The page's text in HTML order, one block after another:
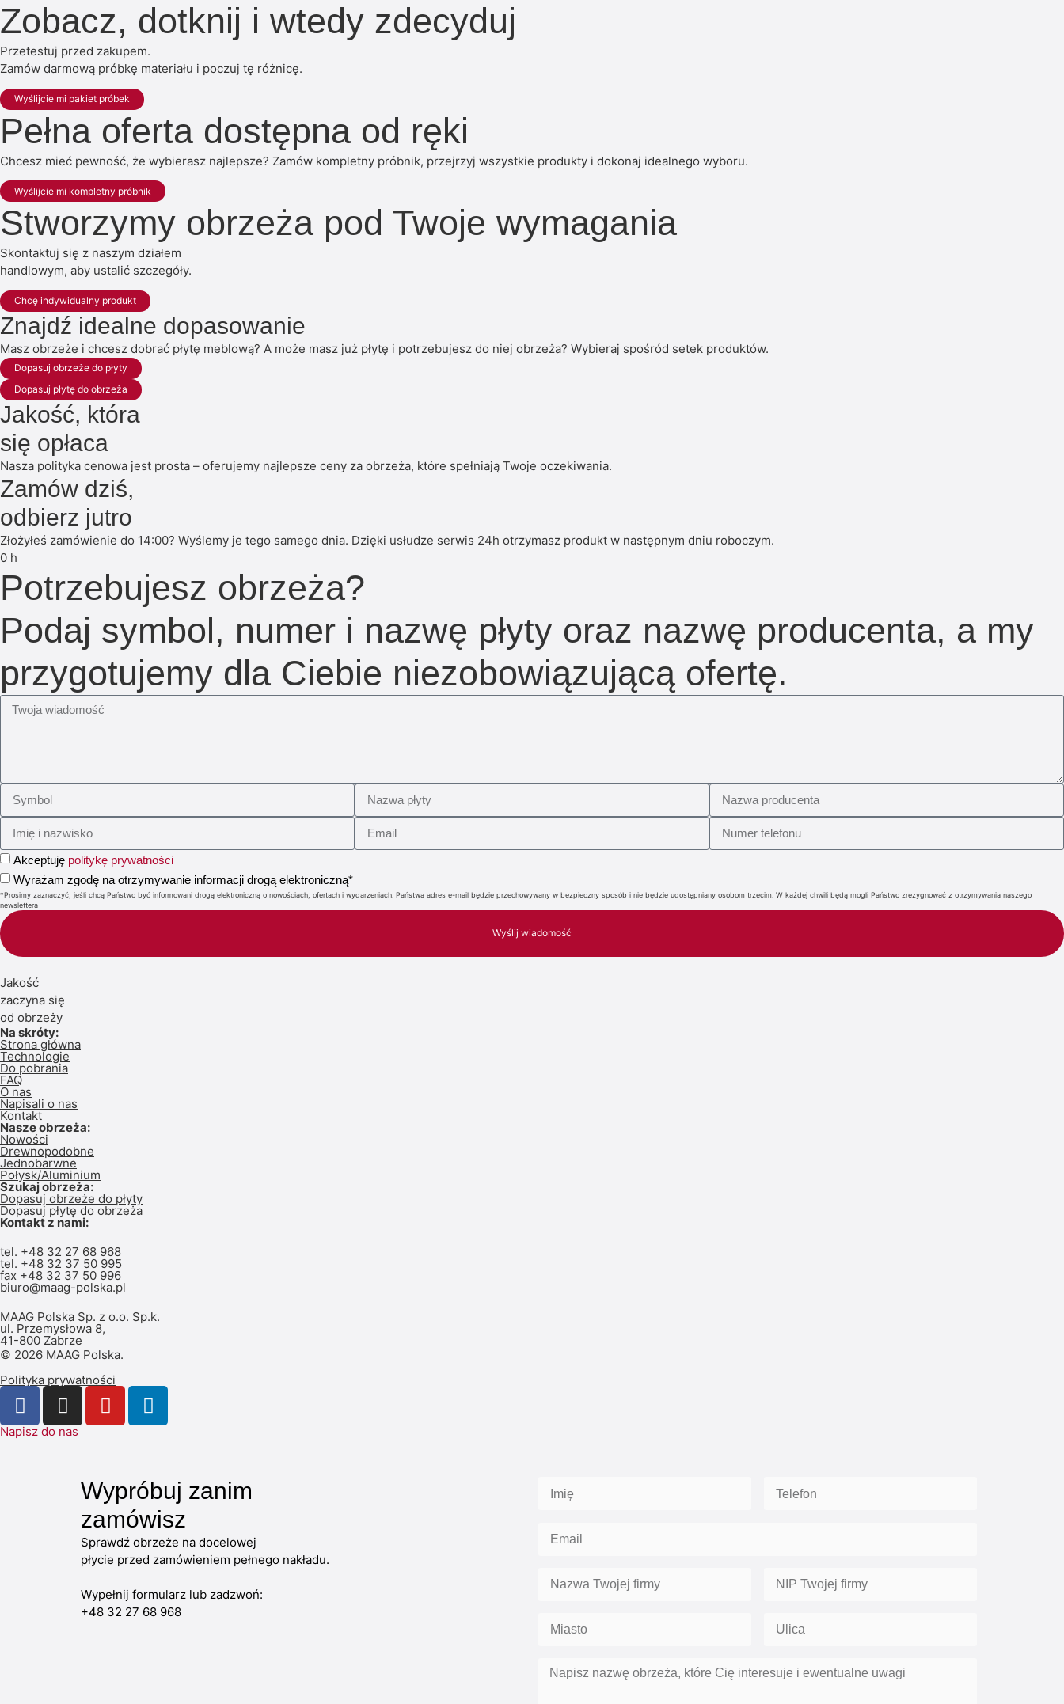
Zobacz, dotknij i wtedy zdecyduj
Przetestuj przed zakupem.
Zamów darmową próbkę materiału i poczuj tę różnicę.
Wyślijcie mi pakiet próbek
Pełna oferta dostępna od ręki
Chcesz mieć pewność, że wybierasz najlepsze? Zamów kompletny próbnik, przejrzyj wszystkie produkty i dokonaj idealnego wyboru.
Wyślijcie mi kompletny próbnik
Stworzymy obrzeża pod Twoje wymagania
Skontaktuj się z naszym działem
handlowym, aby ustalić szczegóły.
Chcę indywidualny produkt
Znajdź idealne dopasowanie
Masz obrzeże i chcesz dobrać płytę meblową? A może masz już płytę i potrzebujesz do niej obrzeża? Wybieraj spośród setek produktów.
Dopasuj obrzeże do płyty
Dopasuj płytę do obrzeża
Jakość, która
się opłaca
Nasza polityka cenowa jest prosta – oferujemy najlepsze ceny za obrzeża, które spełniają Twoje oczekiwania.
Zamów dziś,
odbierz jutro
Złożyłeś zamówienie do 14:00? Wyślemy je tego samego dnia. Dzięki usłudze serwis 24h otrzymasz produkt w następnym dniu roboczym.
0 h
Potrzebujesz obrzeża?
Podaj symbol, numer i nazwę płyty oraz nazwę producenta, a my
przygotujemy dla Ciebie niezobowiązującą ofertę.
Akceptuję politykę prywatności
Wyrażam zgodę na otrzymywanie informacji drogą elektroniczną*
*Prosimy zaznaczyć, jeśli chcą Państwo być informowani drogą elektroniczną o nowościach, ofertach i wydarzeniach. Państwa adres e-mail będzie przechowywany w bezpieczny sposób i nie będzie udostępniany osobom trzecim. W każdej chwili będą mogli Państwo zrezygnować z otrzymywania naszego
newslettera
Wyślij wiadomość
Jakość
zaczyna się
od obrzeży
Na skróty:
Strona główna
Technologie
Do pobrania
FAQ
O nas
Napisali o nas
Kontakt
Nasze obrzeża:
Nowości
Drewnopodobne
Jednobarwne
Połysk/Aluminium
Szukaj obrzeża:
Dopasuj obrzeże do płyty
Dopasuj płytę do obrzeża
Kontakt z nami:
tel. +48 32 27 68 968
tel. +48 32 37 50 995
fax +48 32 37 50 996
biuro@maag-polska.pl
MAAG Polska Sp. z o.o. Sp.k.
ul. Przemysłowa 8,
41-800 Zabrze
© 2026 MAAG Polska.
Polityka prywatności
Napisz do nas
Wypróbuj zanim
zamówisz
Sprawdź obrzeże na docelowej
płycie przed zamówieniem pełnego nakładu.
Wypełnij formularz lub zadzwoń:
+48 32 27 68 968